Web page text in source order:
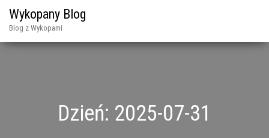
Wykopany Blog
Blog z Wykopami
Dzień: 2025-07-31